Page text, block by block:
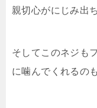
親切心がにじみ出
そしてこのネジも
に噛んでくれるの